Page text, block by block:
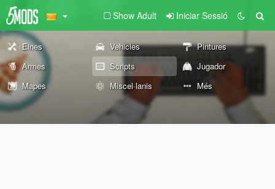
Show Adult Iniciar Sessió
Eines Vehicles
Pintures
Armes
Scripts
Jugador
Mapes
Miscel·lanis Més